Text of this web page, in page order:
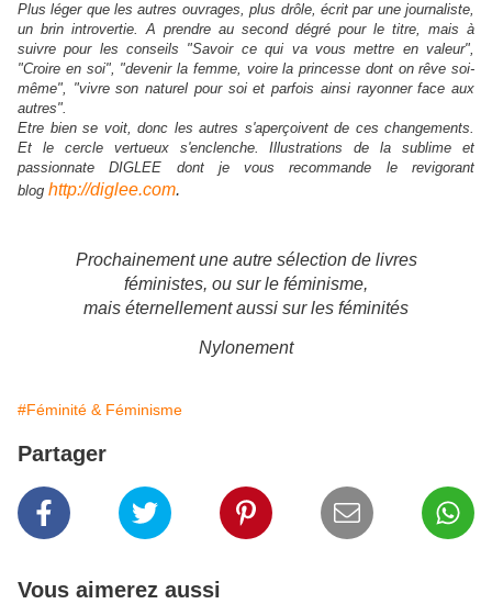
Plus léger que les autres ouvrages, plus drôle, écrit par une journaliste,
un brin introvertie. A prendre au second dégré pour le titre, mais à
suivre pour les conseils "Savoir ce qui va vous mettre en valeur",
"Croire en soi", "devenir la femme, voire la princesse dont on rêve soi-
même", "vivre son naturel pour soi et parfois ainsi rayonner face aux
autres".
Etre bien se voit, donc les autres s'aperçoivent de ces changements.
Et le cercle vertueux s'enclenche. Illustrations de la sublime et
passionnate DIGLEE dont je vous recommande le revigorant
blog http://diglee.com.
Prochainement une autre sélection de livres
féministes, ou sur le féminisme,
mais éternellement aussi sur les féminités
Nylonement
#Féminité & Féminisme
Partager
Vous aimerez aussi